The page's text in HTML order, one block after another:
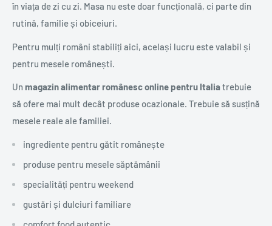
în viața de zi cu zi. Masa nu este doar funcțională, ci parte din
rutină, familie și obiceiuri.
Pentru mulți români stabiliți aici, același lucru este valabil și
pentru mesele românești.
Un magazin alimentar românesc online pentru Italiatrebuie
să ofere mai mult decât produse ocazionale. Trebuie să susțină
mesele reale ale familiei.
ingrediente pentru gătit românește
produse pentru mesele săptămânii
specialități pentru weekend
gustări și dulciuri familiare